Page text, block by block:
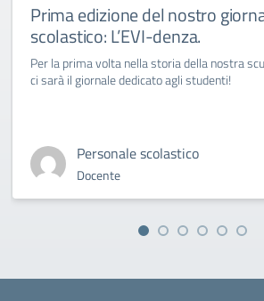
Prima edizione del nostro
scolastico: L’EVI-denza.
Per la prima volta nella storia della nostra
ci sarà il giornale dedicato agli studenti!
Personale scolastico
Docente